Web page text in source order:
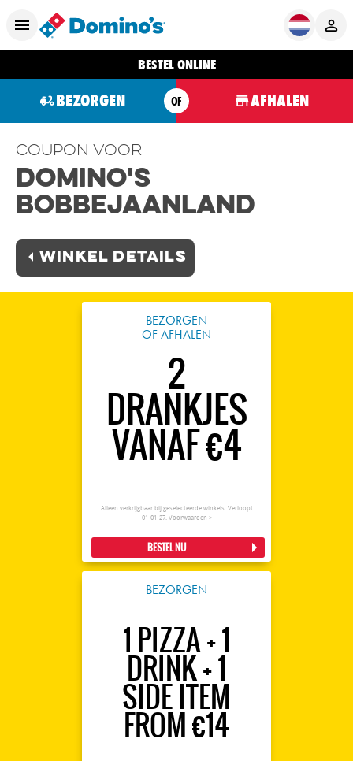
BESTEL ONLINE
BEZORGEN OF AFHALEN
Coupon voor
Domino's
Bobbejaanland
Winkel Details
BEZORGEN
OF AFHALEN
2
DRANKJES
VANAF €4
Alleen verkrijgbaar bij geselecteerde winkels. Verloopt
01-01-27. Voorwaarden >
BESTEL NU
BEZORGEN
1 PIZZA + 1
DRINK + 1
SIDE ITEM
FROM €14